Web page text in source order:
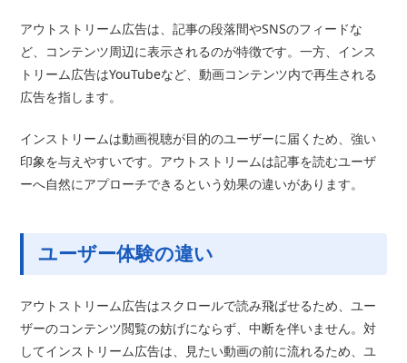
アウトストリーム広告は、記事の段落間やSNSのフィードな
ど、コンテンツ周辺に表示されるのが特徴です。一方、インス
トリーム広告はYouTubeなど、動画コンテンツ内で再生される
広告を指します。
インストリームは動画視聴が目的のユーザーに届くため、強い
印象を与えやすいです。アウトストリームは記事を読むユーザ
ーへ自然にアプローチできるという効果の違いがあります。
ユーザー体験の違い
アウトストリーム広告はスクロールで読み飛ばせるため、ユー
ザーのコンテンツ閲覧の妨げにならず、中断を伴いません。対
してインストリーム広告は、見たい動画の前に流れるため、ユ